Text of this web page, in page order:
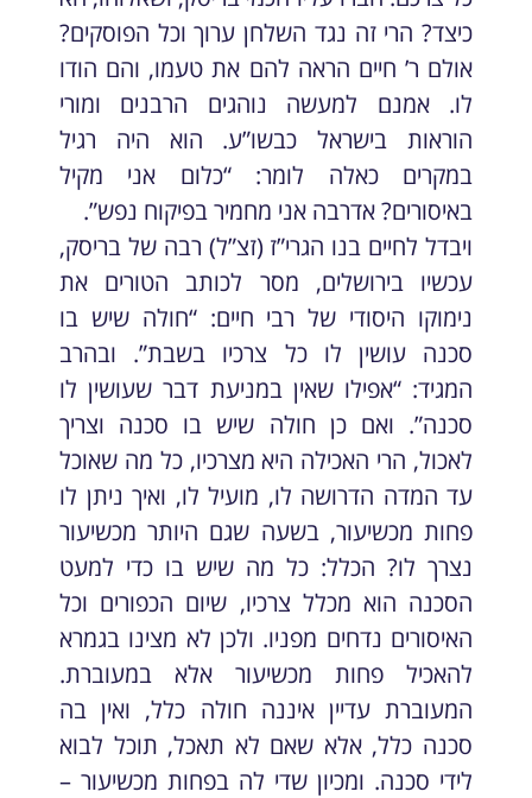
כיצד? הרי זה נגד השלחן ערוך וכל הפוסקים?
אולם ר’ חיים הראה להם את טעמו, והם הודו
לו. אמנם למעשה נוהגים הרבנים ומורי
הוראות בישראל כבשו”ע. הוא היה רגיל
במקרים כאלה לומר: “כלום אני מקיל
באיסורים? אדרבה אני מחמיר בפיקוח נפש”.
ויבדל לחיים בנו הגרי”ז (זצ”ל) רבה של בריסק,
עכשיו בירושלים, מסר לכותב הטורים את
נימוקו היסודי של רבי חיים: “חולה שיש בו
סכנה עושין לו כל צרכיו בשבת”. ובהרב
המגיד: “אפילו שאין במניעת דבר שעושין לו
סכנה”. ואם כן חולה שיש בו סכנה וצריך
לאכול, הרי האכילה היא מצרכיו, כל מה שאוכל
עד המדה הדרושה לו, מועיל לו, ואיך ניתן לו
פחות מכשיעור, בשעה שגם היותר מכשיעור
נצרך לו? הכלל: כל מה שיש בו כדי למעט
הסכנה הוא מכלל צרכיו, שיום הכפורים וכל
האיסורים נדחים מפניו. ולכן לא מצינו בגמרא
להאכיל פחות מכשיעור אלא במעוברת.
המעוברת עדיין איננה חולה כלל, ואין בה
סכנה כלל, אלא שאם לא תאכל, תוכל לבוא
לידי סכנה. ומכיון שדי לה בפחות מכשיעור –